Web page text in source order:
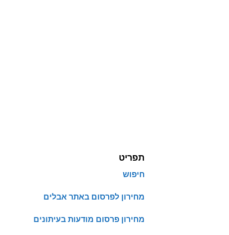
תפריט
חיפוש
מחירון לפרסום באתר אבלים
מחירון פרסום מודעות בעיתונים